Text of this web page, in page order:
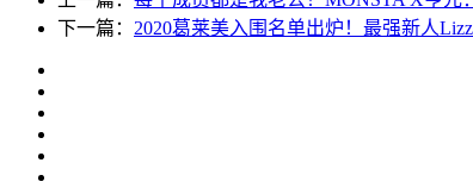
下一篇： 2020葛莱美入围名单出炉！最强新人